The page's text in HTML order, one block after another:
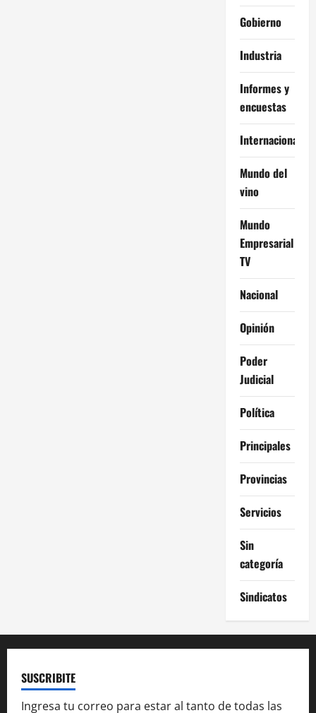
Gobierno
Industria
Informes y
encuestas
Internacional
Mundo del
vino
Mundo
Empresarial
TV
Nacional
Opinión
Poder
Judicial
Política
Principales
Provincias
Servicios
Sin
categoría
Sindicatos
SUSCRIBITE
Ingresa tu correo para estar al tanto de todas las